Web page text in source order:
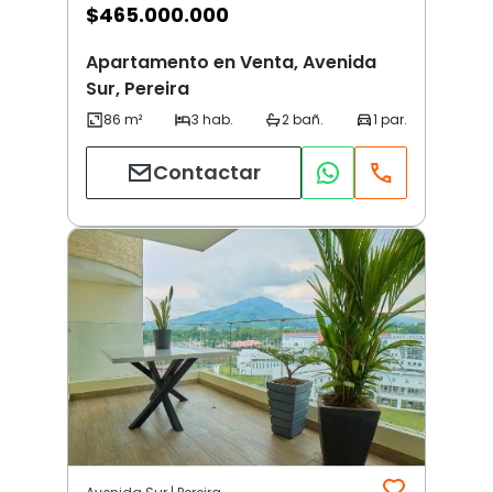
$465.000.000
Apartamento en Venta, Avenida
Sur, Pereira
Contactar